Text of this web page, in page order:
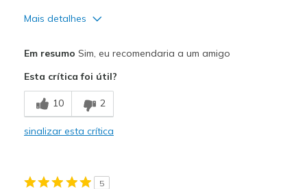
Mais detalhes
Comfortable
Melhores utilizações
Casual Wear
Em resumo Sim, eu recomendaria a um amigo
Esta crítica foi útil?
10 2
sinalizar esta crítica
5